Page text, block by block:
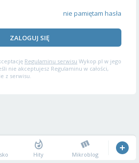
nie pamiętam hasła
ZALOGUJ SIĘ
Regulaminu serwisu Wykop.pl w jego
nie akceptujesz Regulaminu w całości,
z serwisu.
Hity Mikroblog